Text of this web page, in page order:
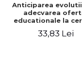
Anticiparea
adecvarea
educationale la
Mocanu
33,83 Lei